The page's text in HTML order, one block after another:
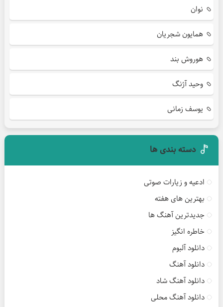
نوان
همایون شجریان
هوروش بند
وحید آژنگ
یوسف زمانی
دسته بندی ها
ادعیه و زیارات صوتی
بهترین های هفته
جدیدترین آهنگ ها
خاطره انگیز
دانلود آلبوم
دانلود آهنگ
دانلود آهنگ شاد
دانلود آهنگ محلی